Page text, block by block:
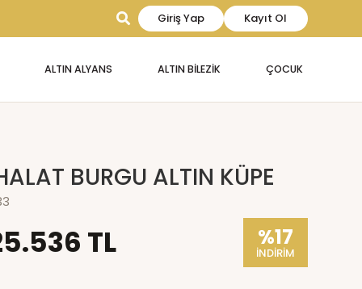
Giriş Yap Kayıt Ol
ALTIN ALYANS ALTIN BİLEZİK ÇOCUK
BURGU ALTIN KÜPE
TL %17
İNDİRİM